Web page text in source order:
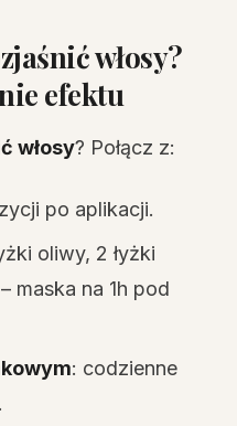
włosy?
efektu
włosy? Połącz z:
po aplikacji.
oliwy, 2 łyżki
maska na 1h pod
: codzienne